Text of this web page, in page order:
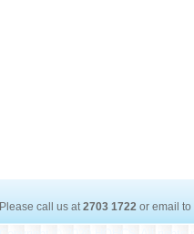
Please call us at2703 1722 or email to